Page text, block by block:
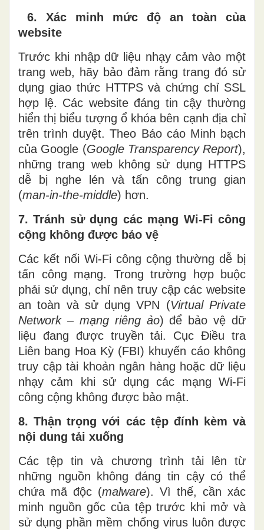
6. Xác minh mức độ an toàn của
website
Trước khi nhập dữ liệu nhạy cảm vào một
trang web, hãy bảo đảm rằng trang đó sử
dụng giao thức HTTPS và chứng chỉ SSL
hợp lệ. Các website đáng tin cậy thường
hiển thị biểu tượng ổ khóa bên cạnh địa chỉ
trên trình duyệt. Theo Báo cáo Minh bạch
của Google (Google Transparency Report),
những trang web không sử dụng HTTPS
dễ bị nghe lén và tấn công trung gian
(man-in-the-middle) hơn.
7. Tránh sử dụng các mạng Wi-Fi công
cộng không được bảo vệ
Các kết nối Wi-Fi công cộng thường dễ bị
tấn công mạng. Trong trường hợp buộc
phải sử dụng, chỉ nên truy cập các website
an toàn và sử dụng VPN (Virtual Private
Network – mạng riêng ảo) để bảo vệ dữ
liệu đang được truyền tải. Cục Điều tra
Liên bang Hoa Kỳ (FBI) khuyến cáo không
truy cập tài khoản ngân hàng hoặc dữ liệu
nhạy cảm khi sử dụng các mạng Wi-Fi
công cộng không được bảo mật.
8. Thận trọng với các tệp đính kèm và
nội dung tải xuống
Các tệp tin và chương trình tải lên từ
những nguồn không đáng tin cậy có thể
chứa mã độc (malware). Vì thế, cần xác
minh nguồn gốc của tệp trước khi mở và
sử dụng phần mềm chống virus luôn được